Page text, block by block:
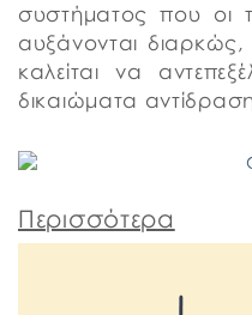
συστήματος που οι
αυξάνονται
καλείται να
δικαιώματα
Περισσότερα